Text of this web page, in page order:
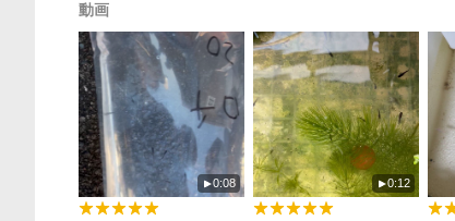
動画
0:08 0:12